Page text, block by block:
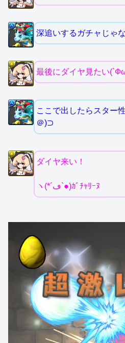
深追いするガチャじゃ
最後にダイヤ見たい
ここで出したらスター
＠)⊃
ダイヤ来い！
ヽ(*´ڡ`●)ｶﾞﾁｬﾘｰﾇ